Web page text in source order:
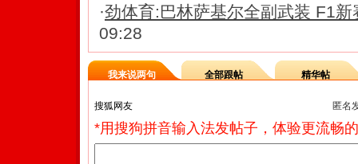
·劲体育:巴林萨基尔全副武装 F1新
09:28
我来说两句 全部跟帖 精华帖
匿名
*用搜狗拼音输入法发帖子，体验更流畅